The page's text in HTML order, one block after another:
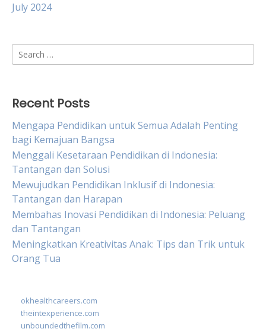
July 2024
Search
for:
Recent Posts
Mengapa Pendidikan untuk Semua Adalah Penting
bagi Kemajuan Bangsa
Menggali Kesetaraan Pendidikan di Indonesia:
Tantangan dan Solusi
Mewujudkan Pendidikan Inklusif di Indonesia:
Tantangan dan Harapan
Membahas Inovasi Pendidikan di Indonesia: Peluang
dan Tantangan
Meningkatkan Kreativitas Anak: Tips dan Trik untuk
Orang Tua
okhealthcareers.com
theintexperience.com
unboundedthefilm.com